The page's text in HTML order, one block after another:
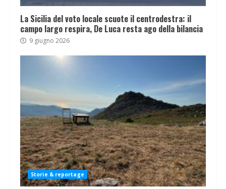
La Sicilia del voto locale scuote il centrodestra: il
campo largo respira, De Luca resta ago della bilancia
9 giugno 2026
Storie & reportage